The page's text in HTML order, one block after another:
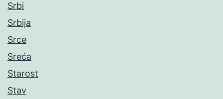
Srbi
Srbija
Srce
Sreća
Starost
Stav